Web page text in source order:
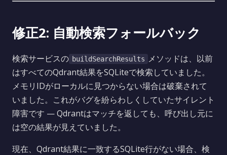
修正2: 自動検索フォールバック
検索サービスの buildSearchResults メソッドは、以前
はすべてのQdrant結果をSQLiteで検索していました。
メモリIDがローカルに見つからない場合は破棄されて
いました。これがバグを紛らわしくしていたサイレント
障害です — Qdrantはマッチを返しても、呼び出し元に
は空の結果が見えていました。
現在、Qdrant結果に一致するSQLite行がない場合、検